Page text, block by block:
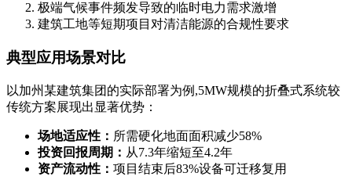
极端气候事件频发导致的临时电力需求激增
建筑工地等短期项目对清洁能源的合规性要求
典型应用场景对比
以加州某建筑集团的实际部署为例,5MW规模的折叠式系统较
传统方案展现出显著优势：
场地适应性： 所需硬化地面面积减少58%
投资回报周期： 从7.3年缩短至4.2年
资产流动性： 项目结束后83%设备可迁移复用